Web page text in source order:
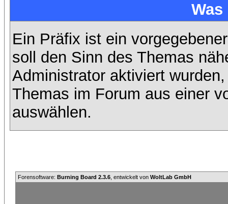
Ein Präfix ist ein
soll den Sinn des Themas
Administrator aktiviert
Themas im Forum aus einer
auswählen.
Forensoftware: Burning Board 2.3.6 , entwickelt von WoltLab GmbH